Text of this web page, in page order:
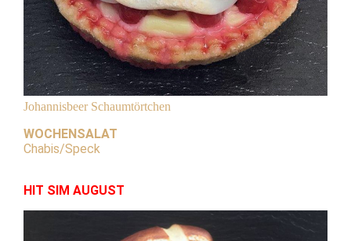
Johannisbeer Schaumtörtchen
WOCHENSALAT
Chabis/Speck
HIT SIM AUGUST